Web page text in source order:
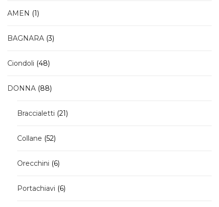
AMEN
11
BAGNARA 33
Ciondoli 4848
DONNA 8888
Braccialetti 2121
Collane 5252
Orecchini
66
Portachiavi
66